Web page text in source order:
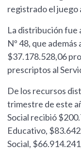
registrado el juego
La distribución fue
Nº 48, que
$37.178.528,06
prescriptos al
De los recursos
trimestre de este
Social recibió
Educativo,
Social,